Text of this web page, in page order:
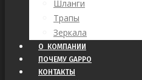
Шланги
Трапы
Зеркала
О КОМПАНИИ
ПОЧЕМУ GAPPO
КОНТАКТЫ